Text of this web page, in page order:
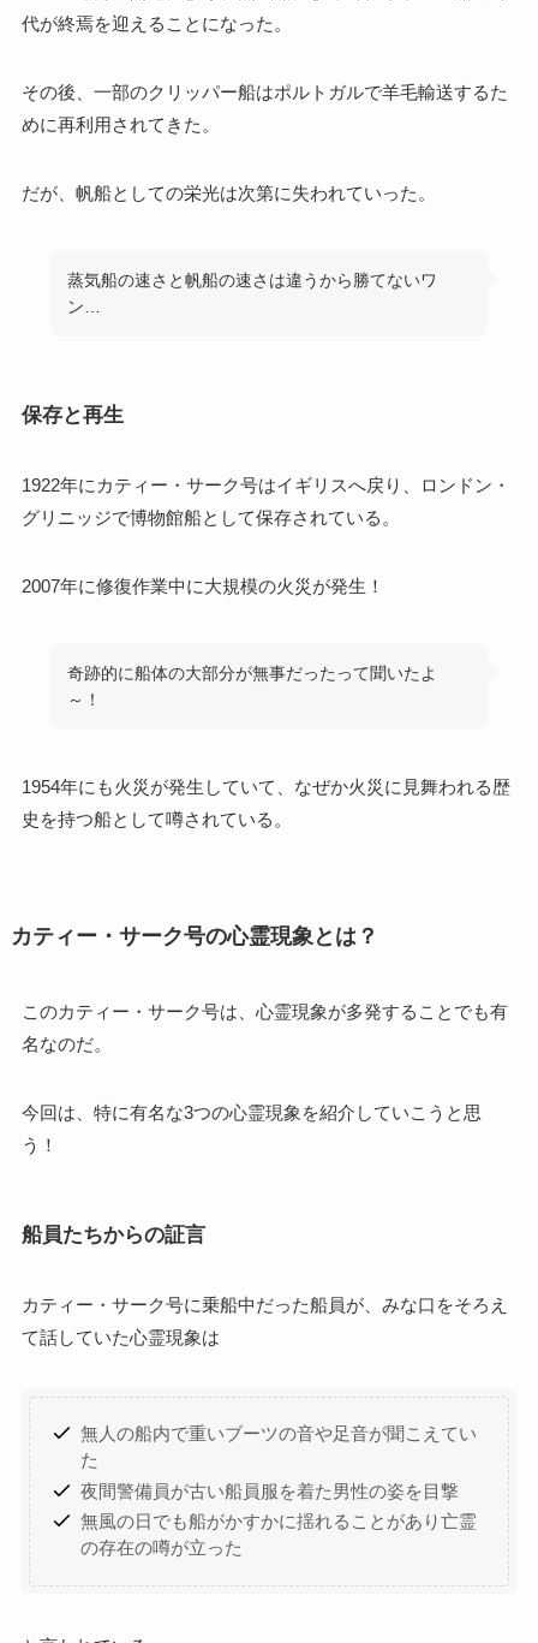
代が終焉を迎えることになった。
その後、一部のクリッパー船はポルトガルで羊毛輸送するた
めに再利用されてきた。
だが、帆船としての栄光は次第に失われていった。
蒸気船の速さと帆船の速さは違うから勝てないワ
ン…
保存と再生
1922年にカティー・サーク号はイギリスへ戻り、ロンドン・
グリニッジで博物館船として保存されている。
2007年に修復作業中に大規模の火災が発生！
奇跡的に船体の大部分が無事だったって聞いたよ
～！
1954年にも火災が発生していて、なぜか火災に見舞われる歴
史を持つ船として噂されている。
カティー・サーク号の心霊現象とは？
このカティー・サーク号は、心霊現象が多発することでも有
名なのだ。
今回は、特に有名な3つの心霊現象を紹介していこうと思
う！
船員たちからの証言
カティー・サーク号に乗船中だった船員が、みな口をそろえ
て話していた心霊現象は
無人の船内で重いブーツの音や足音が聞こえてい
た
夜間警備員が古い船員服を着た男性の姿を目撃
無風の日でも船がかすかに揺れることがあり亡霊
の存在の噂が立った